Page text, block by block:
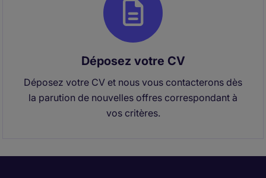
Déposez votre CV
Déposez votre CV et nous vous contacterons dès
la parution de nouvelles offres correspondant à
vos critères.